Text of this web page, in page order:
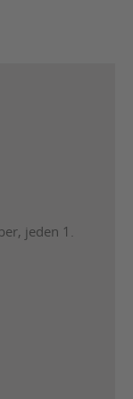
jeden 1.